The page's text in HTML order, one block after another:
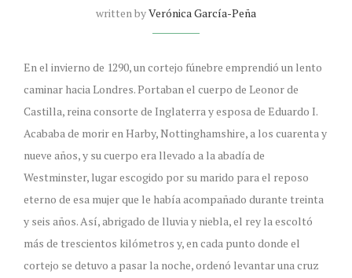
written byVerónica García-Peña
En el invierno de 1290, un cortejo fúnebre emprendió un lento
caminar hacia Londres. Portaban el cuerpo de Leonor de
Castilla, reina consorte de Inglaterra y esposa de Eduardo I.
Acababa de morir en Harby, Nottinghamshire, a los cuarenta y
nueve años, y su cuerpo era llevado a la abadía de
Westminster, lugar escogido por su marido para el reposo
eterno de esa mujer que le había acompañado durante treinta
y seis años. Así, abrigado de lluvia y niebla, el rey la escoltó
más de trescientos kilómetros y, en cada punto donde el
cortejo se detuvo a pasar la noche, ordenó levantar una cruz